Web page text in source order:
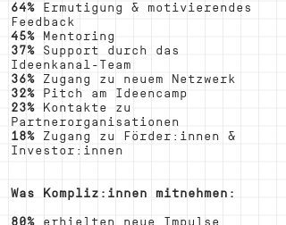
64% Ermutigung & motivierendes
Feedback
45% Mentoring
37% Support durch das
Ideenkanal-Team
36% Zugang zu neuem Netzwerk
32% Pitch am Ideencamp
23% Kontakte zu
Partnerorganisationen
18% Zugang zu Förder:innen &
Investor:innen
Was Kompliz:innen mitnehmen:
80% erhielten neue Impulse